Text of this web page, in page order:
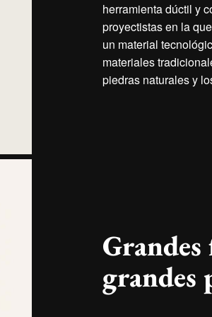
herramienta dúctil y
proyectistas en la
un material
materiales
piedras naturales y
grandes